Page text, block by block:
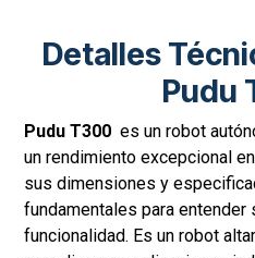
Vista Frontal
Con unas dimensiones de
profundidad y 134 cm de
diseñado para desplazarse
otros robots podrían tener
Su forma es optimizada
problemas entre estanterías,
maximizando su